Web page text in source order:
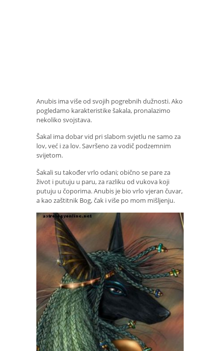
Anubis ima više od svojih pogrebnih dužnosti. Ako
pogledamo karakteristike šakala, pronalazimo
nekoliko svojstava.
Šakal ima dobar vid pri slabom svjetlu ne samo za
lov, već i za lov. Savršeno za vodič podzemnim
svijetom.
Šakali su također vrlo odani; obično se pare za
život i putuju u paru, za razliku od vukova koji
putuju u čoporima. Anubis je bio vrlo vjeran čuvar,
a kao zaštitnik Bog, čak i više po mom mišljenju.